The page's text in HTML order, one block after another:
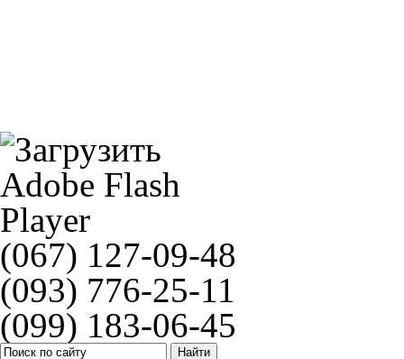
(067) 127-09-48
(093) 776-25-11
(099) 183-06-45